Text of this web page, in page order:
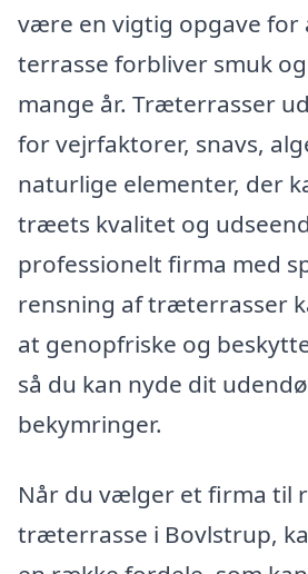
være en vigtig opgave for
terrasse forbliver smuk
mange år. Træterrasser
for vejrfaktorer, snavs,
naturlige elementer, der
træets kvalitet og
professionelt firma med
rensning af træterrasser
at genopfriske og
så du kan nyde dit
bekymringer.
Når du vælger et firma til
træterrasse i Bovlstrup,